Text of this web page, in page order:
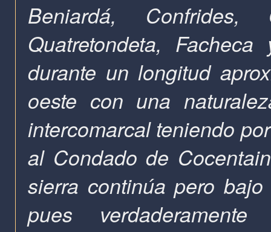
Beniardá,
Quatretondeta,
durante un longitud
oeste con una
intercomarcal teniendo
al Condado de
sierra continúa pero
pues